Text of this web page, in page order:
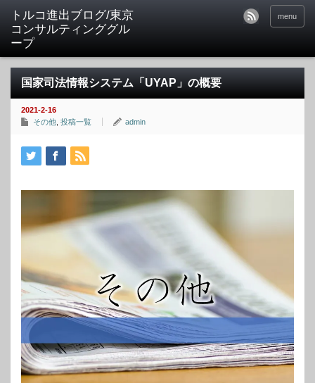
トルコ進出ブログ/東京
コンサルティンググル
ープ
menu
国家司法情報システム「UYAP」の概要
2021-2-16
その他 投稿一覧 admin